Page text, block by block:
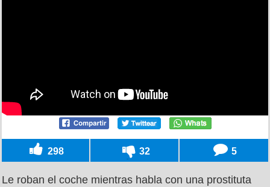
298 32 5
Le roban el coche mientras habla con una prostituta